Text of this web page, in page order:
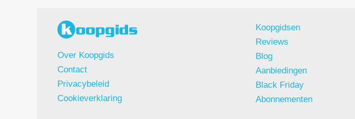
Over Koopgids
Contact
Privacybeleid
Cookieverklaring
Koopgidsen
Reviews
Blog
Aanbiedingen
Black Friday
Abonnementen